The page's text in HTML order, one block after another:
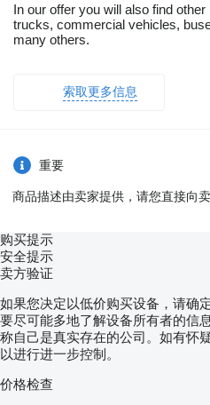
In our offer you will also find
trucks, commercial vehicles,
many others.
索取更多信息
重要
商品描述由卖家提供，请您直接向
购买提示
安全提示
卖方验证
如果您决定以低价购买设备，请确
要尽可能多地了解设备所有者的信
称自己是真实存在的公司。如有怀
以进行进一步控制。
价格检查